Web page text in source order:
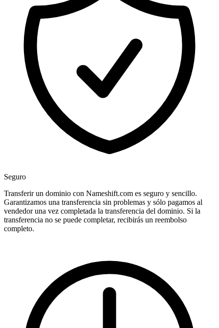
Seguro
Transferir un dominio con Nameshift.com es seguro y sencillo.
Garantizamos una transferencia sin problemas y sólo pagamos al
vendedor una vez completada la transferencia del dominio. Si la
transferencia no se puede completar, recibirás un reembolso
completo.